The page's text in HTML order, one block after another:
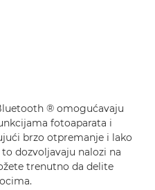
® omogućavaju
fotoaparata i
brzo otpremanje i lako
dozvoljavaju nalozi na
trenutno da delite